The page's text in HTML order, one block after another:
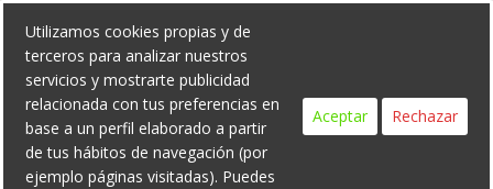
Skip
content
Search
Utilizamos cookies propias y de
terceros para analizar nuestros
servicios y mostrarte publicidad
relacionada con tus preferencias en
base a un perfil elaborado a partir
de tus hábitos de navegación (por
ejemplo páginas visitadas). Puedes
Aceptar Rechazar